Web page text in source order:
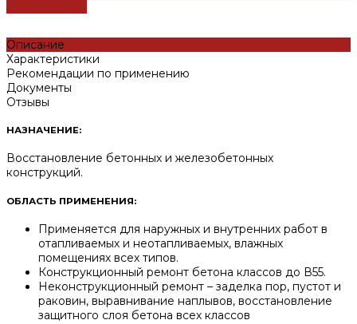
Описание
Характеристики
Рекомендации по применению
Документы
Отзывы
НАЗНАЧЕНИЕ:
Восстановление бетонных и железобетонных
конструкций.
ОБЛАСТЬ ПРИМЕНЕНИЯ:
Применяется для наружных и внутренних работ в
отапливаемых и неотапливаемых, влажных
помещениях всех типов.
Конструкционный ремонт бетона классов до В55.
Неконструкционный ремонт – заделка пор, пустот и
раковин, выравнивание наплывов, восстановление
защитного слоя бетона всех классов